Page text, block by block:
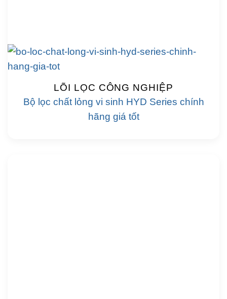
LÕI LỌC CÔNG NGHIỆP
Bộ lọc chất lỏng vi sinh HYD Series chính
hãng giá tốt